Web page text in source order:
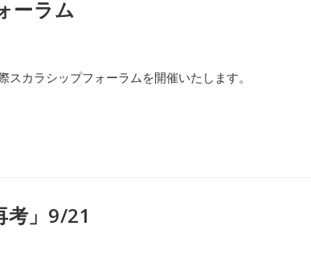
ーラム
カラシップフォーラムを開催いたします。
考」9/21